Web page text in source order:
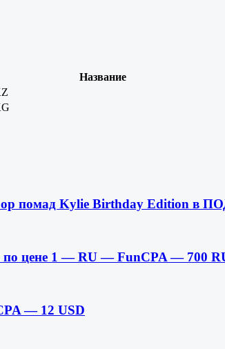
Название
помад Kylie Birthday Edition
по цене 1 — RU — FunCPA — 700
— 12 USD